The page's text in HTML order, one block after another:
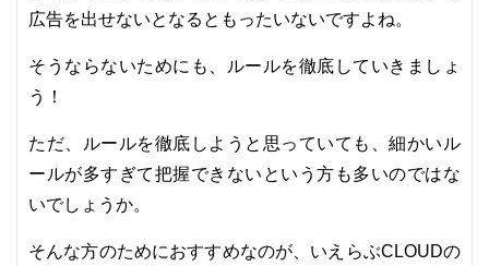
広告を出せないとなるともったいないですよね。
そうならないためにも、ルールを徹底していきましょ
う！
ただ、ルールを徹底しようと思っていても、細かいル
ールが多すぎて把握できないという方も多いのではな
いでしょうか。
そんな方のためにおすすめなのが、いえらぶCLOUDの